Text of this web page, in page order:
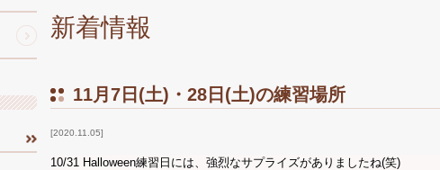
新着情報
2020.11.05
11月7日(土)・28日(土)の練習場所
10/31 Halloween練習日には、強烈なサプライズがありましたね(笑)
»